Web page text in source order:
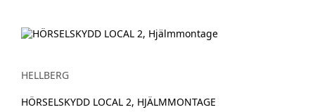
HELLBERG
HÖRSELSKYDD LOCAL 2, HJÄLMMONTAGE